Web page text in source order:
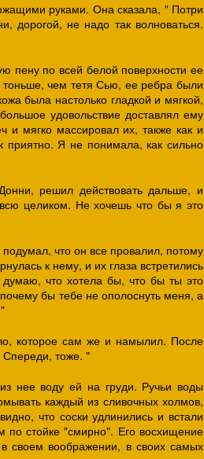
руками. Она сказала, " Потри
дорогой, не надо так волноваться.
пену по всей белой поверхности ее
чем тетя Сью, ее ребра были
была настолько гладкой и мягкой,
удовольствие доставлял ему
и мягко массировал их, также как и
приятно. Я не понимала, как сильно
решил действовать дальше, и
целиком. Не хочешь что бы я это
что он все провалил, потому
к нему, и их глаза встретились
что хотела бы, что бы ты это
бы тебе не ополоснуть меня, а
которое сам же и намылил. После
Спереди, тоже. "
нее воду ей на груди. Ручьи воды
каждый из сливочных холмов,
что соски удлинились и встали
по стойке "смирно". Его восхищение
своем воображении, в своих самых